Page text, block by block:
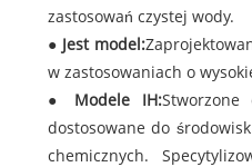
zastosowań czystej wody.
● Jest model:
w zastosowaniach o
● Modele IH:
dostosowane do
chemicznych.